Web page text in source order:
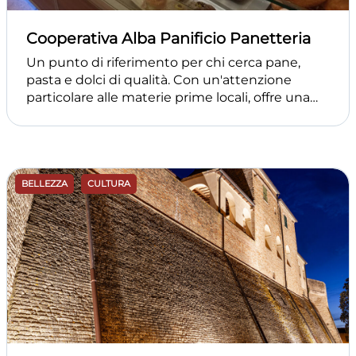
Cooperativa Alba Panificio Panetteria
Un punto di riferimento per chi cerca pane,
pasta e dolci di qualità. Con un'attenzione
particolare alle materie prime locali, offre una
BELLEZZA CULTURA